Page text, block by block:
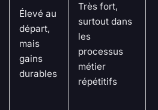
Élevé au
départ,
mais
gains
durables
Très fort,
surtout dans
les
processus
métier
répétitifs